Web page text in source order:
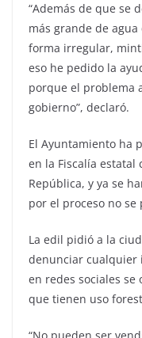
“Además de que se
más grande de
forma irregular,
eso he pedido la
porque el problema
gobierno”, declaró.
El Ayuntamiento ha
en la Fiscalía estatal
República, y ya se
por el proceso no
La edil pidió a la
denunciar cualquier
en redes sociales se
que tienen uso